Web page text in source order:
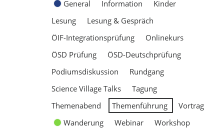
General
Information
Kinder
Lesung
Lesung & Gespräch
ÖIF-Integrationsprüfung
Onlinekurs
ÖSD Prüfung
ÖSD-Deutschprüfung
Podiumsdiskussion
Rundgang
Science Village Talks
Tagung
Themenabend
Themenführung
Vortrag
Wanderung
Webinar
Workshop